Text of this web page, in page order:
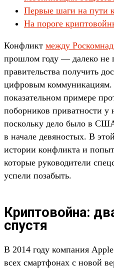
Первые шаги на пути
На пороге
Конфликт между
прошлом году — далеко не
правительства получить
цифровым
показательном примере
поборников приватности у
поскольку дело было в
в начале девяностых. В
истории конфликта и
которые руководители
успели позабыть.
Криптовойна:
спустя
В 2014 году компания Apple
всех смартфонах с новой